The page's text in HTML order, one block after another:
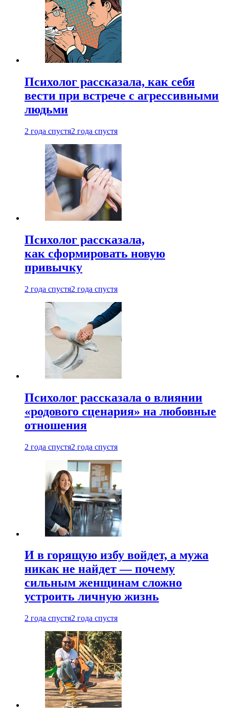
Психолог рассказала, как себя
вести при встрече с агрессивными
людьми
2 года спустя2 года спустя
Психолог рассказала,
как сформировать новую
привычку
2 года спустя2 года спустя
Психолог рассказала о влиянии
«родового сценария» на любовные
отношения
2 года спустя2 года спустя
И в горящую избу войдет, а мужа
никак не найдет — почему
сильным женщинам сложно
устроить личную жизнь
2 года спустя2 года спустя